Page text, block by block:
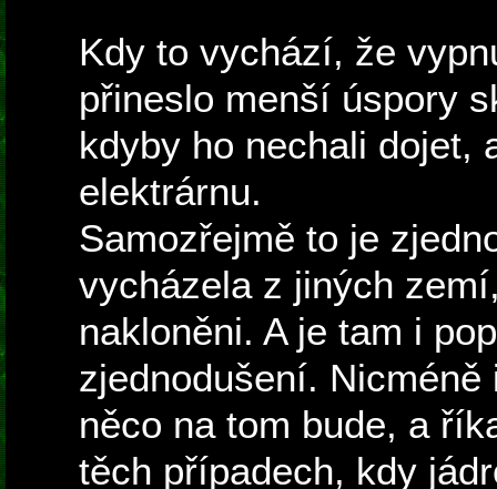
Kdy to vychází, že
přineslo menší úspory
kdyby ho nechali dojet,
elektrárnu.
Samozřejmě to je
vycházela z jiných
nakloněni. A je tam i
zjednodušení.
něco na tom bude, a
těch případech, kdy